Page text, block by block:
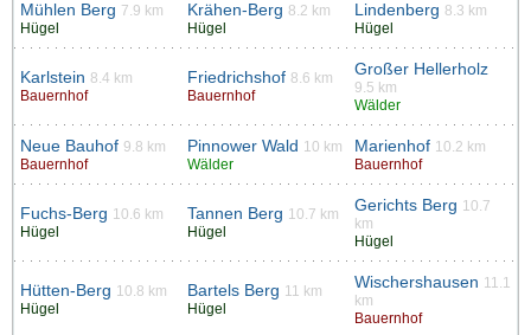
Mühlen Berg 7.9 km
Hügel
Krähen-Berg 8.2 km
Hügel
Lindenberg 8.3 km
Hügel
Karlstein 8.4 km
Bauernhof
Friedrichshof 8.6 km
Bauernhof
Großer Hellerholz
9.5 km
Wälder
Neue Bauhof 9.8 km
Bauernhof
Pinnower Wald 10 km
Wälder
Marienhof 10.2 km
Bauernhof
Fuchs-Berg 10.6 km
Hügel
Tannen Berg 10.7 km
Hügel
Gerichts Berg 10.7
km
Hügel
Hütten-Berg 10.8 km
Hügel
Bartels Berg 11 km
Hügel
Wischershausen 11.1
km
Bauernhof